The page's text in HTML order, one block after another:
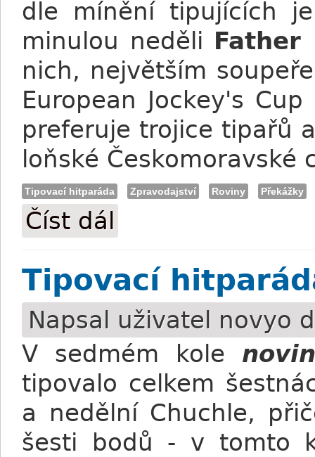
dle mínění tipujících
minulou neděli Father
nich, největším
European Jockey's
preferuje trojice tipařů
loňské Českomoravské
Tipovací hitparáda Zpravodajství Roviny Překážky
Číst dál
Tipovací
Napsal uživatel novyo
V sedmém kole
tipovalo celkem
a nedělní Chuchle,
šesti bodů - v tomto